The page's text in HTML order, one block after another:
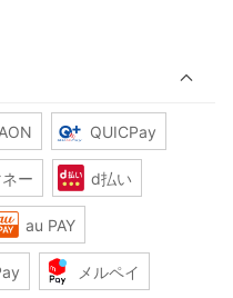
QUICPay
ー d払い
au PAY
メルペイ